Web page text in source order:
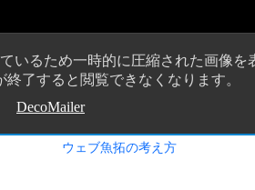
ウェブ魚拓の考え方